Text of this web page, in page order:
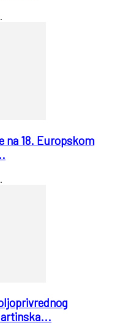
na 18. Europskom